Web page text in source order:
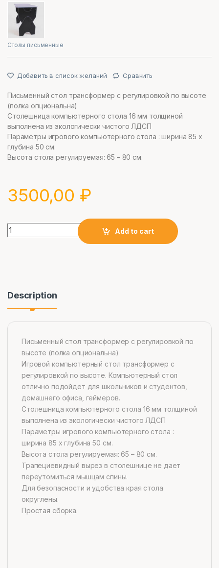
Столы письменные
Добавить в список желаний Сравнить
Письменный стол трансформер с регулировкой по высоте
(полка опциональна)
Столешница компьютерного стола 16 мм толщиной
выполнена из экологически чистого ЛДСП
Параметры игрового компьютерного стола : ширина 85 х
глубина 50 см.
Высота стола регулируемая: 65 – 80 см.
3500,00 ₽
Quantity
Add to cart
Description
Письменный стол трансформер с регулировкой по
высоте (полка опциональна)
Игровой компьютерный стол трансформер с
регулировкой по высоте. Компьютерный стол
отлично подойдет для школьников и студентов,
домашнего офиса, геймеров.
Столешница компьютерного стола 16 мм толщиной
выполнена из экологически чистого ЛДСП
Параметры игрового компьютерного стола :
ширина 85 х глубина 50 см.
Высота стола регулируемая: 65 – 80 см.
Трапециевидный вырез в столешнице не дает
переутомиться мышцам спины.
Для безопасности и удобства края стола
округлены.
Простая сборка.